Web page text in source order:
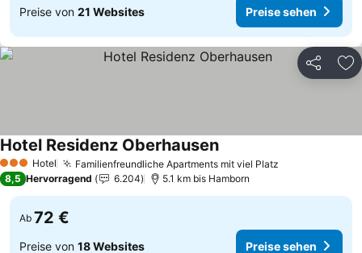
Preise von 21 Websites Preise sehen
Teilen
3 SterneHotel Familienfreundliche Apartments mit viel Platz
Hotel Residenz OberhausenPreise sehen
8,5 Hervorragend 6.204 5.1 km bis Hamborn
Ab 72 €
Preise von 18 Websites Preise sehen